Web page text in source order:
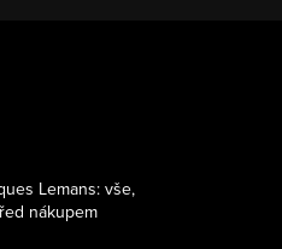
Lemans: vše,
nákupem